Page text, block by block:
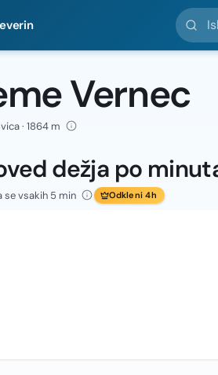
Vernec
· 1864 m
dežja po
se vsakih 5 min Odkleni 4h